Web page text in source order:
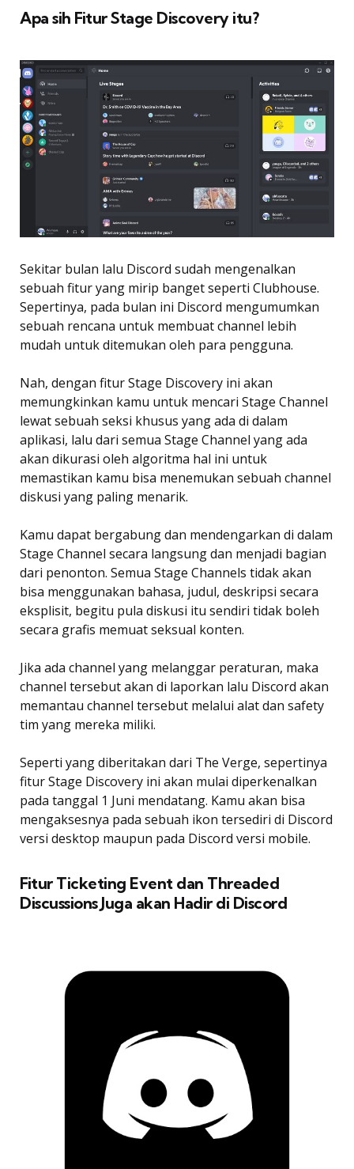
Apa sih Fitur Stage Discovery itu?
Sekitar bulan lalu Discord sudah mengenalkan
sebuah fitur yang mirip banget seperti Clubhouse.
Sepertinya, pada bulan ini Discord mengumumkan
sebuah rencana untuk membuat channel lebih
mudah untuk ditemukan oleh para pengguna.
Nah, dengan fitur Stage Discovery ini akan
memungkinkan kamu untuk mencari Stage Channel
lewat sebuah seksi khusus yang ada di dalam
aplikasi, lalu dari semua Stage Channel yang ada
akan dikurasi oleh algoritma hal ini untuk
memastikan kamu bisa menemukan sebuah channel
diskusi yang paling menarik.
Kamu dapat bergabung dan mendengarkan di dalam
Stage Channel secara langsung dan menjadi bagian
dari penonton. Semua Stage Channels tidak akan
bisa menggunakan bahasa, judul, deskripsi secara
eksplisit, begitu pula diskusi itu sendiri tidak boleh
secara grafis memuat seksual konten.
Jika ada channel yang melanggar peraturan, maka
channel tersebut akan di laporkan lalu Discord akan
memantau channel tersebut melalui alat dan safety
tim yang mereka miliki.
Seperti yang diberitakan dari The Verge, sepertinya
fitur Stage Discovery ini akan mulai diperkenalkan
pada tanggal 1 Juni mendatang. Kamu akan bisa
mengaksesnya pada sebuah ikon tersediri di Discord
versi desktop maupun pada Discord versi mobile.
Fitur Ticketing Event dan Threaded
Discussions Juga akan Hadir di Discord